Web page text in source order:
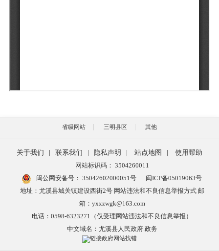
省级网站 三明县区 其他
关于我们 联系我们 隐私声明 站点地图
使用帮助
网站标识码： 3504260011
闽公网安备号： 35042602000051号
闽ICP备05019063号
地址：尤溪县城关镇建设西街2号 网站违法和不良信息举报方式 邮
箱：yxxzwgk@163.com
电话：0598-6323271（仅受理网站违法和不良信息举报）
中文域名：尤溪县人民政府.政务